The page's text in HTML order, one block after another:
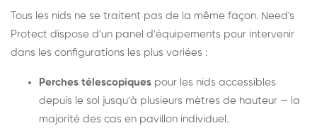
Tous les nids ne se traitent pas de la même façon. Need's
Protect dispose d'un panel d'équipements pour intervenir
dans les configurations les plus variées :
Perches télescopiques pour les nids accessibles
depuis le sol jusqu'à plusieurs mètres de hauteur — la
majorité des cas en pavillon individuel.